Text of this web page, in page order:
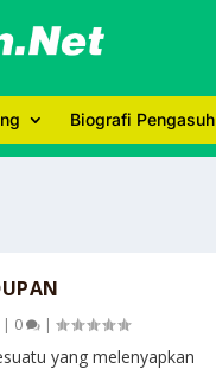
Biografi Pengasuh
| 0 |
yang melenyapkan